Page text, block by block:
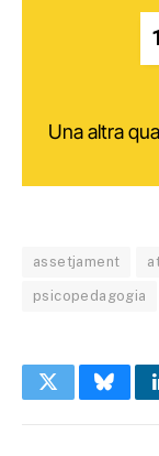
Una altra
assetjament
psicopedagogia
Twitter